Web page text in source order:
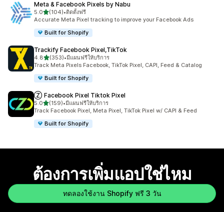
Meta & Facebook Pixels by Nabu
5.0เต็ม 5 ดาว
(104)
ทั้งหมด 104 รีวิว
•ติดตั้งฟรี
Accurate Meta Pixel tracking to improve your Facebook Ads
Built for Shopify
Trackify Facebook Pixel,TikTok
4.8เต็ม 5 ดาว
(353)
ทั้งหมด 353 รีวิว
•มีแผนฟรีให้บริการ
Track Meta Pixels Facebook, TikTok Pixel, CAPI, Feed & Catalog
Built for Shopify
Ⓩ Facebook Pixel Tiktok Pixel
5.0เต็ม 5 ดาว
(159)
ทั้งหมด 159 รีวิว
•มีแผนฟรีให้บริการ
Track Facebook Pixel, Meta Pixel, TikTok Pixel w/ CAPI & Feed
Built for Shopify
ต้องการเพิ่มแอปใช่ไหม
ทดลองใช้งาน Shopify ฟรี 3 วัน